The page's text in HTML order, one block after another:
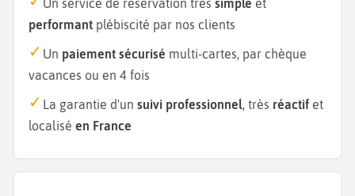
Un service de réservation très simple et
performant plébiscité par nos clients
Un paiement sécurisé multi-cartes, par chèque
vacances ou en 4 fois
La garantie d'un suivi professionnel, très réactif et
localisé en France